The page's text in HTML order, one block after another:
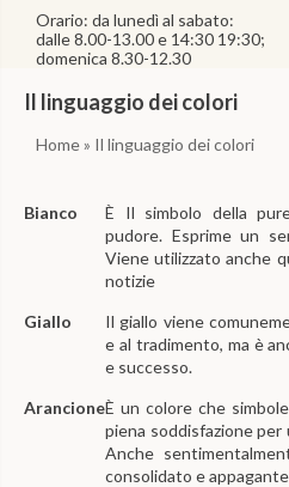
Orario: da lunedì al sabato:
dalle 8.00-13.00 e 14:30 19:30;
domenica 8.30-12.30
Il linguaggio dei colori
Home» Il linguaggio dei colori
Bianco
È Il simbolo della
pudore. Esprime un
Viene utilizzato anche
notizie
Giallo
Il giallo viene
e al tradimento, ma è
e successo.
ArancioneÈ un colore che
piena soddisfazione
Anche
consolidato e